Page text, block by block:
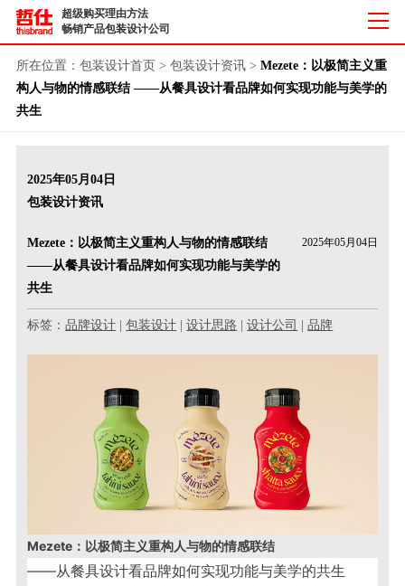
超级购买理由方法
畅销产品包装设计公司
所在位置： 包装设计首页 > 包装设计资讯> Mezete：以极简主义重
构人与物的情感联结 ——从餐具设计看品牌如何实现功能与美学的
共生
2025年05月04日
包装设计资讯
Mezete：以极简主义重构人与物的情感联结
——从餐具设计看品牌如何实现功能与美学的
共生
2025年05月04日
标签：品牌设计 |包装设计 |设计思路 |设计公司 |品牌
Mezete：以极简主义重构人与物的情感联结
——从餐具设计看品牌如何实现功能与美学的共生